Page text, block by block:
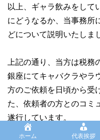
以上、ギャラ飲みをして
にどうなるか、当事務所
どについて説明いたしま
上記の通り、当方は税
銀座にてキャバクラやラ
方のご依頼を日頃から受
た、依頼者の方とのコミ
遂行しています。
一般的に、税理士への依
ホーム 代表挨拶